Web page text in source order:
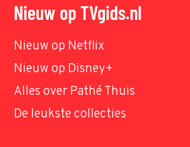
Nieuw op TVgids.nl
Nieuw op Netflix
Nieuw op Disney+
Alles over Pathé Thuis
De leukste collecties